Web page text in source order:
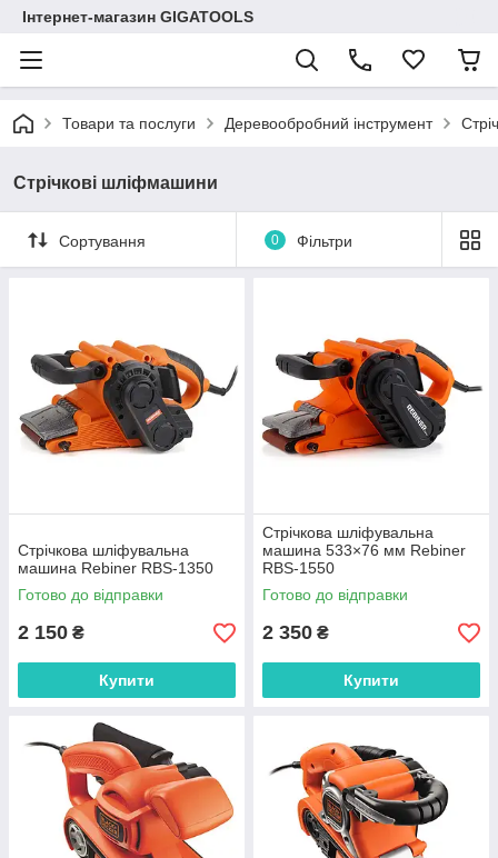
Інтернет-магазин GIGATOOLS
Товари та послуги Деревообробний інструмент
Стрічкові шліфмашини
Сортування 0 Фільтри
Стрічкова шліфувальна
машина Rebiner RBS-1350
Готово до відправки
2 150 ₴
Купити
Стрічкова шліфувальна
машина 533×76 мм Rebiner
RBS-1550
Готово до відправки
2 350 ₴
Купити